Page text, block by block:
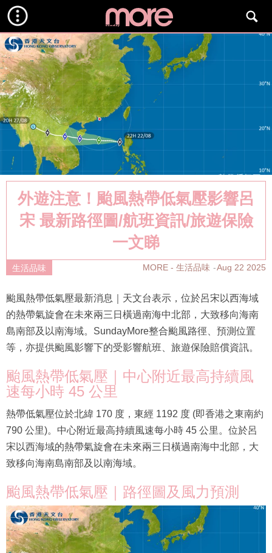
外遊注意！颱風熱帶低氣壓影響呂
宋 最新路徑圖/航班資訊/旅遊保險
一文睇
生活品味 MORE - 生活品味 Aug 22 2025
颱風熱帶低氣壓最新消息｜天文台表示，位於呂宋以西海域
的熱帶氣旋會在未來兩三日橫過南海中北部，大致移向海南
島南部及以南海域。SundayMore整合颱風路徑、預測位置
等，亦提供颱風影響下的受影響航班、旅遊保險賠償資訊。
颱風熱帶低氣壓｜中心附近最高持續風
速每小時 45 公里
熱帶低氣壓位於北緯 170 度，東經 1192 度 (即香港之東南約
790 公里)。中心附近最高持續風速每小時 45 公里。位於呂
宋以西海域的熱帶氣旋會在未來兩三日橫過南海中北部，大
致移向海南島南部及以南海域。
颱風熱帶低氣壓｜路徑圖及風力預測